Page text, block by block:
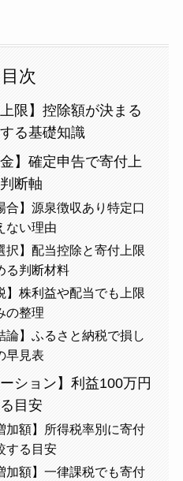
目次
限】控除額が決まる
る基礎知識
】確定申告で寄付上
断軸
合】源泉徴収あり特定口
ない理由
択】配当控除と寄付上限
る判断材料
】株利益や配当でも上限
の整理
論】ふるさと納税で損し
早見表
ション】利益100万円
目安
加額】所得税率別に寄付
する目安
加額】一律課税でも寄付